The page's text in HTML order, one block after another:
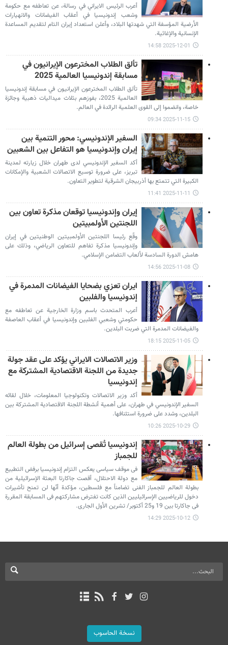
أعرب الرئيس الايراني في رسالة، عن تعاطفه مع حكومة
وشعب إندونيسيا في أعقاب الفيضانات والانهيارات
الأرضية المؤسفة التي شهدتها البلاد، وأعلن استعداد إيران التام لتقديم المساعدة
الإنسانية والإغاثية.
2025-12-01 14:58
تألق الطلاب المخترعون الإيرانيون في
مسابقة إندونيسيا العالمية 2025
تألق الطلاب المخترعون الإيرانيون في مسابقة إندونيسيا
العالمية 2025، بفوزهم بثلاث ميداليات ذهبية وجائزة
خاصة، وانضموا إلى القوى العلمية الرائدة في العالم.
2025-11-15 09:34
السفير الإندونيسي: محور التنمية بين
إيران وإندونيسيا هو التفاعل بين الشعبين
أكد السفير الإندونيسي لدى طهران خلال زيارته لمدينة
تبريز، على ضرورة توسيع الاتصالات الشعبية والإمكانات
الكبيرة التي تتمتع بها أذربيجان الشرقية لتطوير التعاون.
2025-11-11 11:41
إيران وإندونيسيا توقعان مذكرة تعاون بين
اللجنتين الأولمبيتين
وقّع رئيسا اللجنتين الأولمبيتين الوطنيتين في إيران
وإندونيسيا مذكرة تفاهم للتعاون الرياضي، وذلك على
هامش الدورة السادسة لألعاب التضامن الإسلامي.
2025-11-08 14:56
ايران تعزي بضحايا الفيضانات المدمرة في
إندونيسيا والفلبين
أعرب المتحدث باسم وزارة الخارجية عن تعاطفه مع
حكومتي وشعبي الفلبين وإندونيسيا في أعقاب العاصفة
والفيضانات المدمرة التي ضربت البلدين.
2025-11-05 18:15
وزير الاتصالات الايراني يؤكد على عقد جولة
جديدة من اللجنة الاقتصادية المشتركة مع
إندونيسيا
أكد وزير الاتصالات وتكنولوجيا المعلومات، خلال لقائه
السفير الإندونيسي في طهران، على أهمية أنشطة اللجنة الاقتصادية المشتركة بين
البلدين، وشدد على ضرورة استئنافها.
2025-10-29 10:26
إندونیسیا تُقصی إسرائیل من بطولة العالم
للجمباز
فی موقف سیاسی یعکس التزام إندونیسیا برفض التطبیع
مع دولة الاحتلال، أقصت جاکارتا البعثة الإسرائیلیة من
بطولة العالم للجمباز الفنی تضامناً مع فلسطین، مؤکدة أنّها لن تمنح تأشیرات
دخول للریاضیین الإسرائیلیین الذین کانت تفترض مشارکتهم فی المسابقة المقررة
فی جاکارتا بین 19 و25 أکتوبر/ تشرین الأول الجاری.
2025-10-12 14:29
نسخة الحاسوب